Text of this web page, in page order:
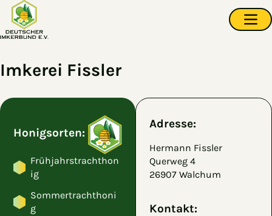
Zum Hauptinhalt springen
Imkerei Fissler
Honigsorten:
Frühjahrstrachthon
ig
Sommertrachthoni
g
Adresse:
Hermann Fissler
Querweg 4
26907 Walchum
Kontakt: